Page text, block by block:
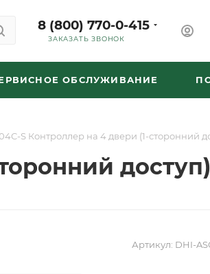
8 (800) 770-0-415
ЗАКАЗАТЬ ЗВОНОК
ОБСЛУЖИВАНИЕ
S Контроллер на 4 двери (1-сторонний
доступ)
Артикул: DHI-